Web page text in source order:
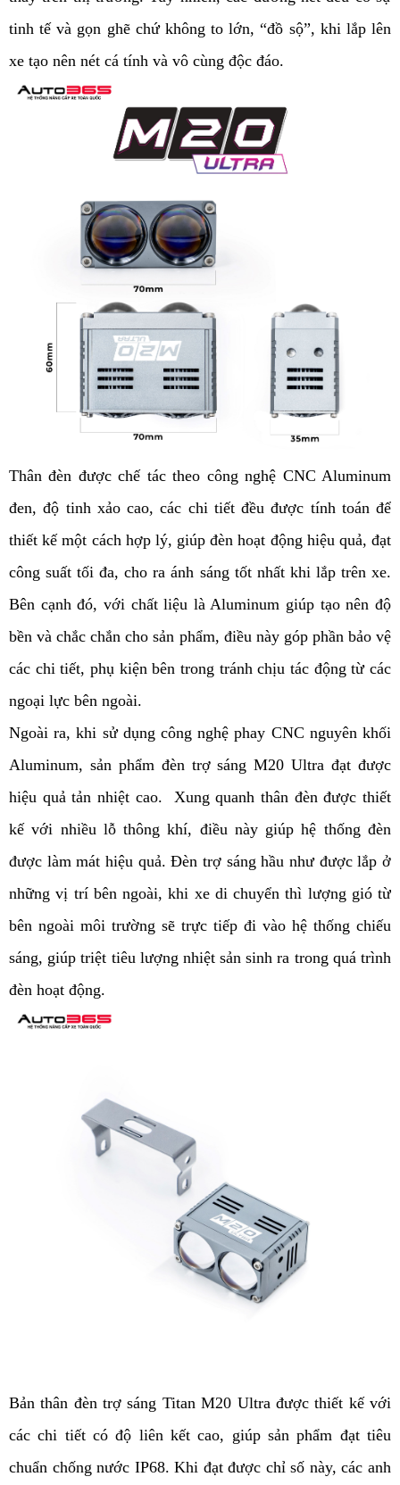
tinh tế và gọn ghẽ chứ không to lớn, “đồ sộ”, khi lắp lên
xe tạo nên nét cá tính và vô cùng độc đáo.
Thân đèn được chế tác theo công nghệ CNC Aluminum
đen, độ tinh xảo cao, các chi tiết đều được tính toán để
thiết kế một cách hợp lý, giúp đèn hoạt động hiệu quả, đạt
công suất tối đa, cho ra ánh sáng tốt nhất khi lắp trên xe.
Bên cạnh đó, với chất liệu là Aluminum giúp tạo nên độ
bền và chắc chắn cho sản phẩm, điều này góp phần bảo vệ
các chi tiết, phụ kiện bên trong tránh chịu tác động từ các
ngoại lực bên ngoài.
Ngoài ra, khi sử dụng công nghệ phay CNC nguyên khối
Aluminum, sản phẩm đèn trợ sáng M20 Ultra đạt được
hiệu quả tản nhiệt cao.
Xung quanh thân đèn được thiết
kế với nhiều lỗ thông khí, điều này giúp hệ thống đèn
được làm mát hiệu quả. Đèn trợ sáng hầu như được lắp ở
những vị trí bên ngoài, khi xe di chuyển thì lượng gió từ
bên ngoài môi trường sẽ trực tiếp đi vào hệ thống chiếu
sáng, giúp triệt tiêu lượng nhiệt sản sinh ra trong quá trình
đèn hoạt động.
Bản thân đèn trợ sáng Titan M20 Ultra được thiết kế với
các chi tiết có độ liên kết cao, giúp sản phẩm đạt tiêu
chuẩn chống nước IP68. Khi đạt được chỉ số này, các anh